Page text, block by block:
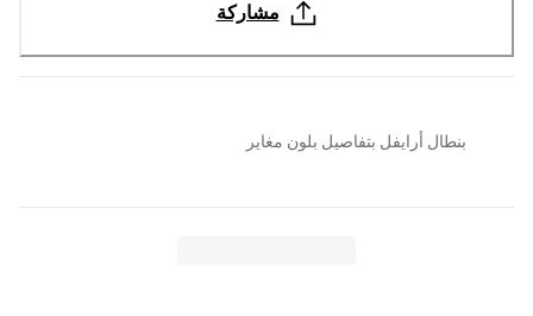
مشاركة
بنطال أرايفل بتفاصيل بلون مغاير